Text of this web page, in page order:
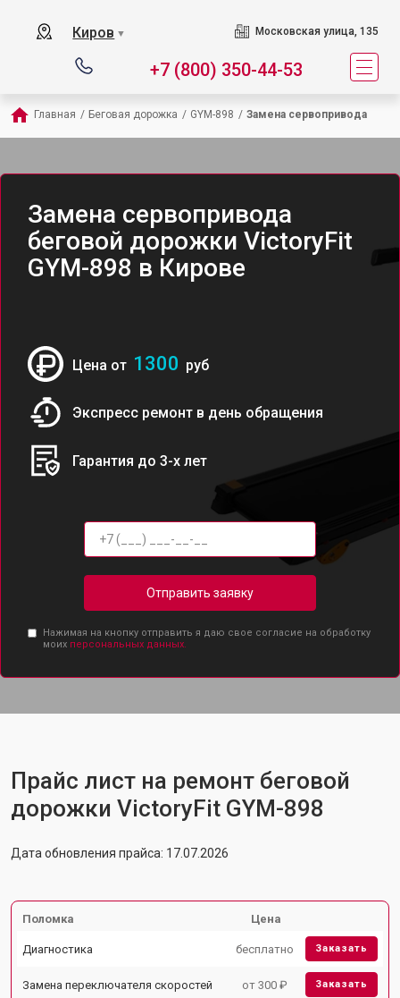
Киров ▼ Московская улица, 135
+7 (800) 350-44-53
Главная / Беговая дорожка / GYM-898 / Замена сервопривода
Замена сервопривода
беговой дорожки VictoryFit
GYM-898 в Кирове
Цена от 1300 руб
Экспресс ремонт в день обращения
Гарантия до 3-х лет
Отправить заявку
Нажимая на кнопку отправить я даю свое согласие на обработку
моих персональных данных.
Прайс лист на ремонт беговой
дорожки VictoryFit GYM-898
Дата обновления прайса: 17.07.2026
Поломка Цена
Диагностика бесплатно Заказать
Замена переключателя скоростей от 300 ₽ Заказать